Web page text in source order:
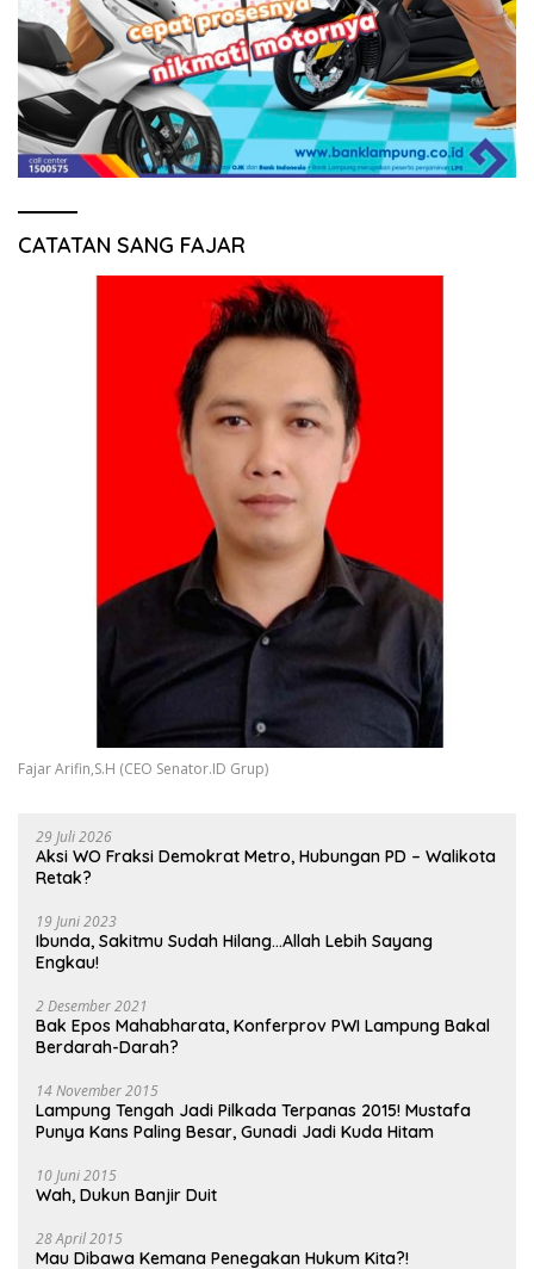
CATATAN SANG FAJAR
Fajar Arifin,S.H (CEO Senator.ID Grup)
29 Juli 2026
Aksi WO Fraksi Demokrat Metro, Hubungan PD – Walikota
Retak?
19 Juni 2023
Ibunda, Sakitmu Sudah Hilang…Allah Lebih Sayang
Engkau!
2 Desember 2021
Bak Epos Mahabharata, Konferprov PWI Lampung Bakal
Berdarah-Darah?
14 November 2015
Lampung Tengah Jadi Pilkada Terpanas 2015! Mustafa
Punya Kans Paling Besar, Gunadi Jadi Kuda Hitam
10 Juni 2015
Wah, Dukun Banjir Duit
28 April 2015
Mau Dibawa Kemana Penegakan Hukum Kita?!